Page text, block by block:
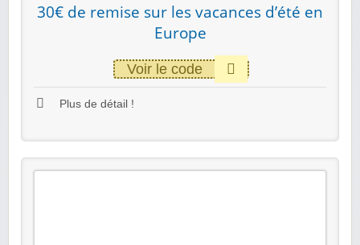
30€ de remise sur les vacances d’été en
Europe
Voir le code
Plus de détail !